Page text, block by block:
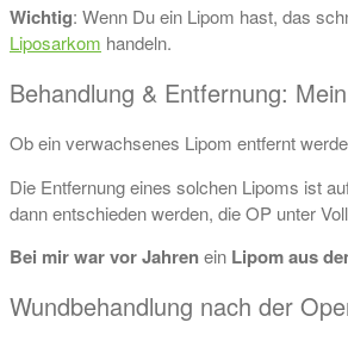
Wichtig: Wenn Du ein Lipom hast, das
Liposarkom handeln.
Behandlung & Entfernung:
Ob ein verwachsenes Lipom entfernt
Die Entfernung eines solchen Lipoms ist
dann entschieden werden, die OP unter
Bei mir war vor Jahrenein Lipom aus
Wundbehandlung nach der